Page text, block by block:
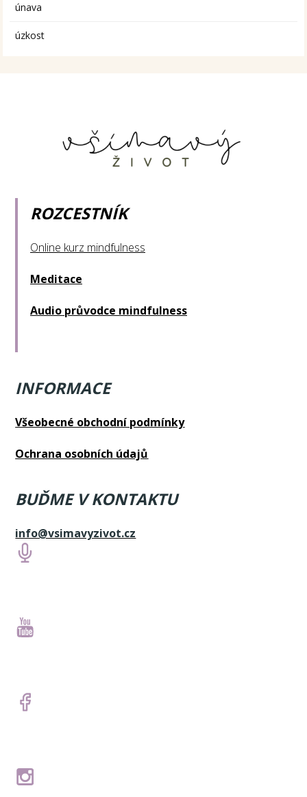
únava
úzkost
ROZCESTNÍK
Online kurz mindfulness
Meditace
Audio průvodce mindfulness
INFORMACE
Všeobecné obchodní podmínky
Ochrana osobních údajů
BUĎME V KONTAKTU
info@vsimavyzivot.cz